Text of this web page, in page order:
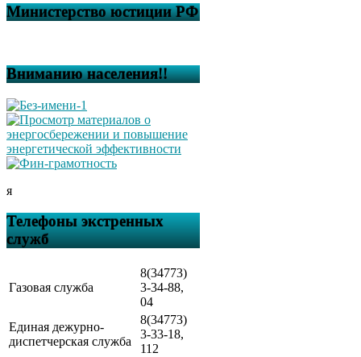
Министерство юстиции РФ
Вниманию населения!!
я
Телефоны экстренных
служб
Газовая служба
8(34773)
3-34-88,
04
Единая дежурно-
диспетчерская служба
8(34773)
3-33-18,
112